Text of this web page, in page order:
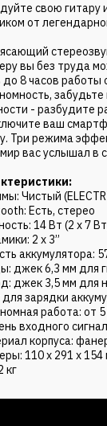
свою гитару
от
вы без труда
8 часов работы
- разбудите
ваш
Три режима
вас услышал в
Чистый
Есть, стерео
14 Вт (2 х 7
2 х 3’’
аккумулятора:
джек 6,3 мм для
джек 3,5 мм для
зарядки
работа: от
входного
корпуса:
110 х 291 х 154
кг